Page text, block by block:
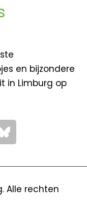
en bijzondere
in Limburg op
Alle rechten